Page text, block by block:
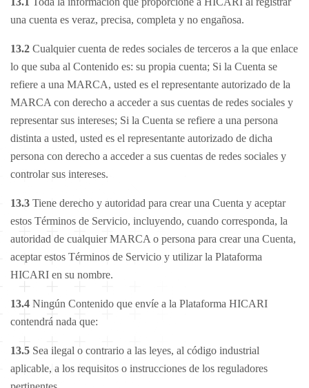
una cuenta es veraz, precisa, completa y no engañosa.
13.2 Cualquier cuenta de redes sociales de terceros a la que enlace
lo que suba al Contenido es: su propia cuenta; Si la Cuenta se
refiere a una MARCA, usted es el representante autorizado de la
MARCA con derecho a acceder a sus cuentas de redes sociales y
representar sus intereses; Si la Cuenta se refiere a una persona
distinta a usted, usted es el representante autorizado de dicha
persona con derecho a acceder a sus cuentas de redes sociales y
controlar sus intereses.
13.3 Tiene derecho y autoridad para crear una Cuenta y aceptar
estos Términos de Servicio, incluyendo, cuando corresponda, la
autoridad de cualquier MARCA o persona para crear una Cuenta,
aceptar estos Términos de Servicio y utilizar la Plataforma
HICARI en su nombre.
13.4 Ningún Contenido que envíe a la Plataforma HICARI
contendrá nada que:
13.5 Sea ilegal o contrario a las leyes, al código industrial
aplicable, a los requisitos o instrucciones de los reguladores